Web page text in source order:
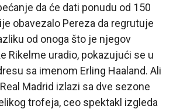
da će dati ponudu od 150
obavezalo Pereza da regrutuje
od onoga što je njegov
Rikelme uradio, pokazujući se u
sa imenom Erling Haaland. Ali
Madrid izlazi sa dve sezone
trofeja, ceo spektakl izgleda